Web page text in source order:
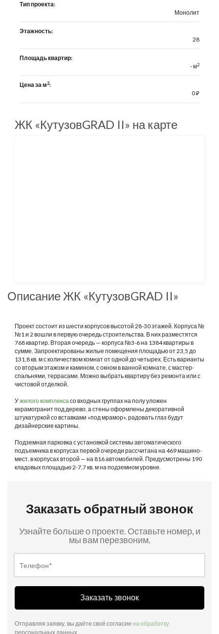
Тип проекта:
Монолит
Этажность:
28
Площадь квартир:
- м2
Цена за м2:
0⃏
ЖК «КутузовGRAD II» на карте
Описание ЖК «КутузовGRAD II»
Проект состоит из шести корпусов высотой 28-30 этажей. Корпуса №
№1 и 2 вошли в первую очередь строительства. В них разместятся
768 квартир. Вторая очередь — корпуса №3-6 на 1384 квартиры в
сумме. Запроектированы жилые помещения площадью от 23,5 до
131,8 кв. м с количеством комнат от одной до четырех. Есть варианты
со вторым этажом и камином, с окном в ванной комнате, с мастер-
спальнями, террасами. Можно выбрать квартиру без ремонта или с
чистовой отделкой.
Ужилого комплексасо входных группах на полу уложен
керамогранит под дерево, а стены оформлены декоративной
штукатуркой со вставками «под мрамор», радовать глаз будут
дизайнерские картины.
Подземная парковка с установкой системы автоматического
подъемника в корпусах первой очереди рассчитана на 469 машино-
мест, в корпусах второй — на 816 автомобилей. Предусмотрены 190
кладовых площадью 2-7,7 кв. м на подземном уровне.
Заказать обратный звонок
Узнайте больше о проекте. Оставьте номер, и
мы вам перезвоним.
Заказать звонок
Отправляя заявку, вы даёте своё согласие на обработку
персональных данных